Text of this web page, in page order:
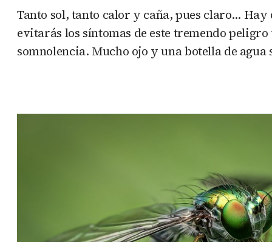
Tanto sol, tanto calor y caña, pues claro…
evitarás los síntomas de este tremendo
somnolencia. Mucho ojo y una botella de agua